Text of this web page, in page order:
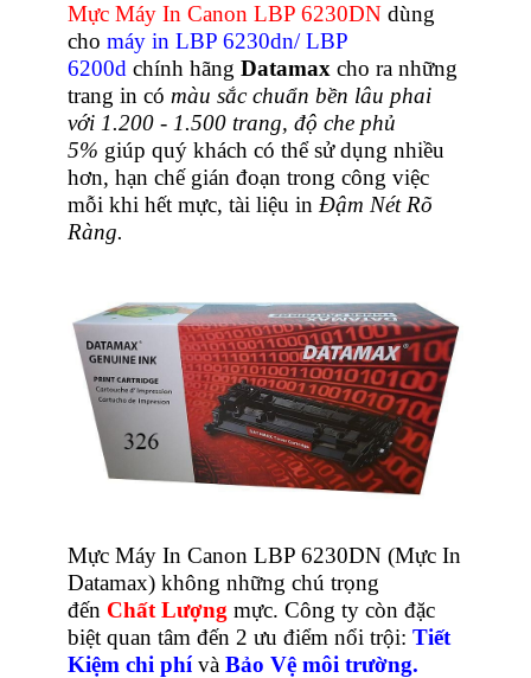
Mực Máy In Canon LBP 6230DN dùng
chomáy in LBP 6230dn/ LBP
6200d chính hãng Datamax cho ra những
trang in có màu sắc chuẩn bền lâu phai
với 1.200 - 1.500 trang, độ che phủ
5% giúp quý khách có thể sử dụng nhiều
hơn, hạn chế gián đoạn trong công việc
mỗi khi hết mực, tài liệu in Đậm Nét Rõ
Ràng.
Mực Máy In Canon LBP 6230DN (Mực In
Datamax) không những chú trọng
đến Chất Lượng mực. Công ty còn đặc
biệt quan tâm đến 2ưu điểm nổi trội:Tiết
Kiệm chi phí và Bảo Vệ môi trường.